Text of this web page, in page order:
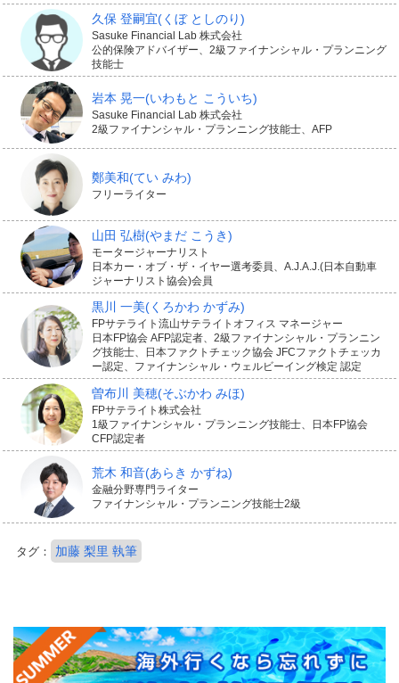
久保 登嗣宜(くぼ としのり)
Sasuke Financial Lab 株式会社
公的保険アドバイザー、2級ファイナンシャル・プランニング
技能士
岩本 晃一(いわもと こういち)
Sasuke Financial Lab 株式会社
2級ファイナンシャル・プランニング技能士、AFP
鄭美和(てい みわ)
フリーライター
山田 弘樹(やまだ こうき)
モータージャーナリスト
日本カー・オブ・ザ・イヤー選考委員、A.J.A.J.(日本自動車
ジャーナリスト協会)会員
黒川 一美(くろかわ かずみ)
FPサテライト流山サテライトオフィス マネージャー
日本FP協会 AFP認定者、2級ファイナンシャル・プランニン
グ技能士、日本ファクトチェック協会 JFCファクトチェッカ
ー認定、ファイナンシャル・ウェルビーイング検定 認定
曽布川 美穂(そぶかわ みほ)
FPサテライト株式会社
1級ファイナンシャル・プランニング技能士、日本FP協会
CFP認定者
荒木 和音(あらき かずね)
金融分野専門ライター
ファイナンシャル・プランニング技能士2級
タグ： 加藤 梨里 執筆